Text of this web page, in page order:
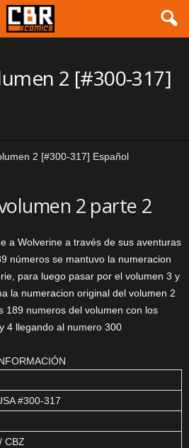
2 [#300-317]
2 parte 2
a Wolverine a través de sus aventuras
números se mantuvo la numeracion
para luego pasar por el volumen 3 y
la numeracion original del volumen 2
189 numeros del volumen con los
4 llegando al numero 300
#300-317
CBZ